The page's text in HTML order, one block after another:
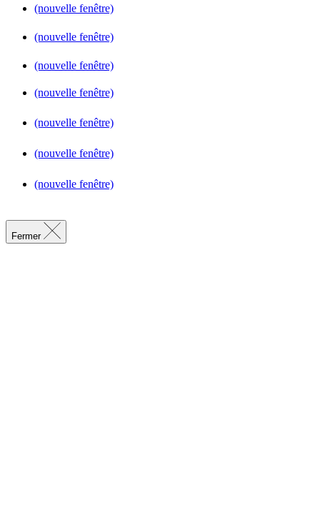
(nouvelle fenêtre)
(nouvelle fenêtre)
(nouvelle fenêtre)
(nouvelle fenêtre)
(nouvelle fenêtre)
(nouvelle fenêtre)
(nouvelle fenêtre)
Fermer